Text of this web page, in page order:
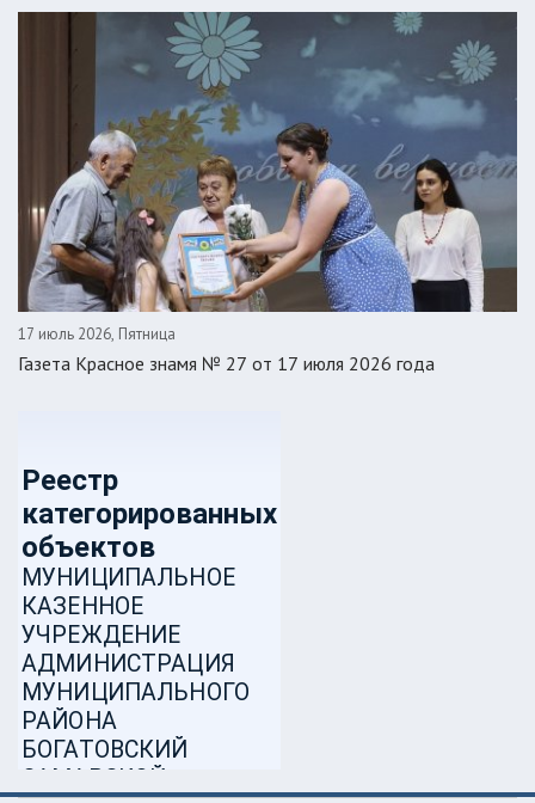
17 июль 2026, Пятница
Газета Красное знамя № 27 от 17 июля 2026 года